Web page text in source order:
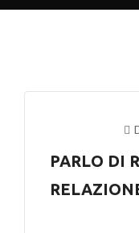
PARLO DI